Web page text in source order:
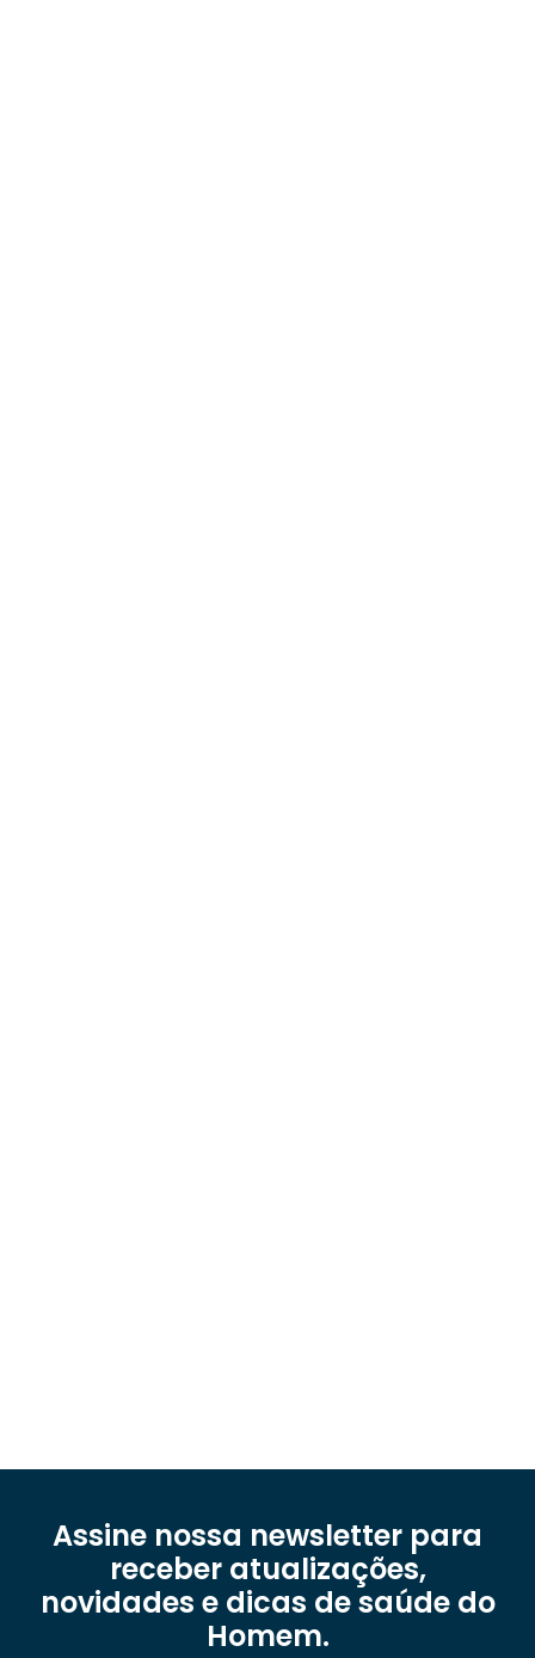
Assine nossa newsletter para
receber atualizações,
novidades e dicas de saúde do
Homem.